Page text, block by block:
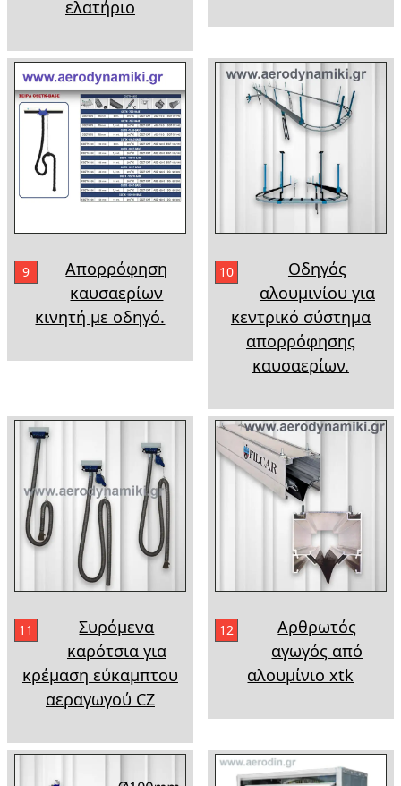
ελατήριο
9
Απορρόφηση
καυσαερίων
κινητή με οδηγό.
10
Οδηγός
αλουμινίου για
κεντρικό σύστημα
απορρόφησης
καυσαερίων.
11
Συρόμενα
καρότσια για
κρέμαση εύκαμπτου
αεραγωγού CZ
12
Αρθρωτός
αγωγός από
αλουμίνιο xtk